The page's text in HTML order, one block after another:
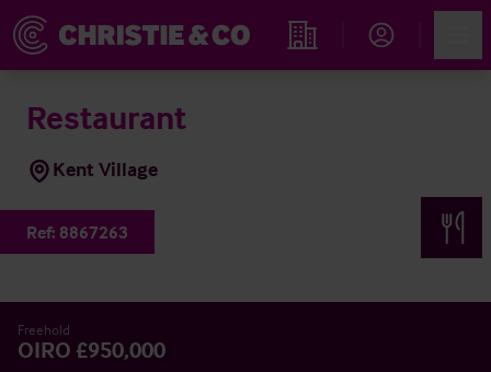
Immobiliensuche
Restaurant
Kent Village
Ref: 8867263
Freehold
OIRO £950,000